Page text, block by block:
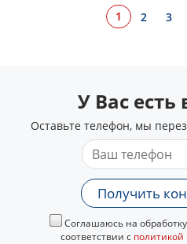
1
2 3
У Вас есть
Оставьте телефон, мы
Получить
Соглашаюсь на
соответствии с